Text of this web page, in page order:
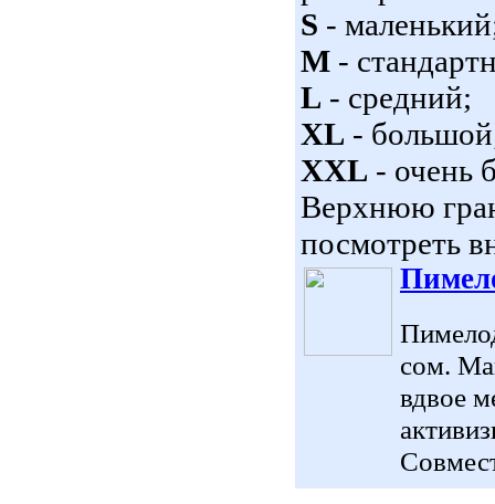
S -
M -
L - средний;
XL -
XXL - очень
Верхнюю
посмотреть
сом.
вдвое